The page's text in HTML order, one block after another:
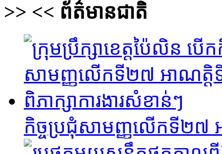
>> << ព័ត៌មានជាតិ
កិច្ចប្រជុំសាមញ្ញលើកទី២៧